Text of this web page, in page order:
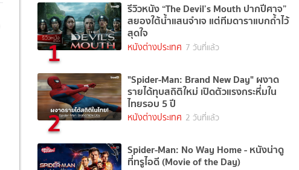
1
รีวิวหนัง “The Devil’s Mouth ปากปีศาจ”
สยองใต้น้ำแสนจำเจ แต่ทีมดาราแบกถ้ำไว้
สุดใจ
หนังต่างประเทศ 7 วันที่แล้ว
2
"Spider-Man: Brand New Day" ผงาด
รายได้ทุบสถิติใหม่ เปิดตัวแรงกระหึ่มใน
ไทยรอบ 5 ปี
หนังต่างประเทศ 2 วันที่แล้ว
Spider-Man: No Way Home - หนังน่าดู
ที่ทรูไอดี (Movie of the Day)